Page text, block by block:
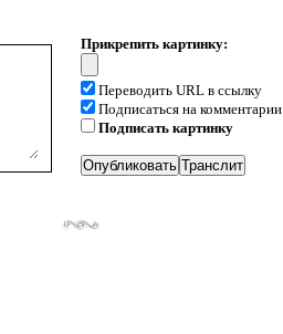
Прикрепить картинку:
Переводить URL в ссылку
Подписаться на комментарии
Подписать картинку